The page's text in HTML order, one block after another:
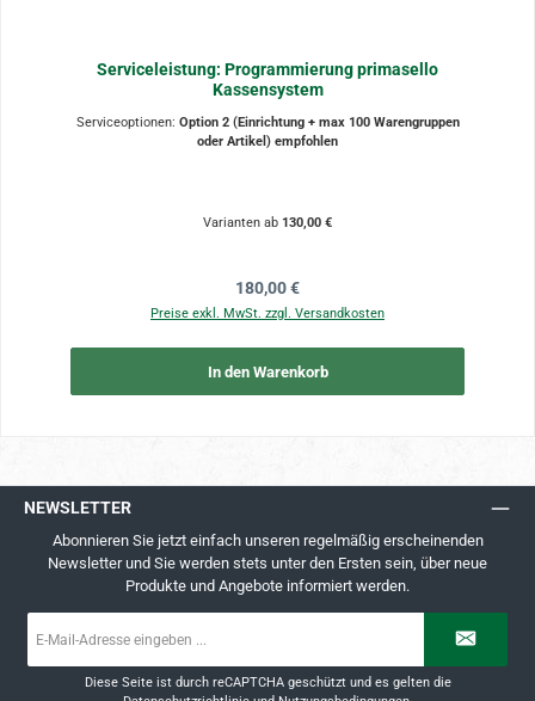
Serviceleistung: Programmierung primasello
Kassensystem
Serviceoptionen: Option 2 (Einrichtung + max 100 Warengruppen
oder Artikel) empfohlen
Varianten ab 130,00 €
Regulärer Preis:
180,00 €
Preise exkl. MwSt. zzgl. Versandkosten
In den Warenkorb
NEWSLETTER
Abonnieren Sie jetzt einfach unseren regelmäßig erscheinenden
Newsletter und Sie werden stets unter den Ersten sein, über neue
Produkte und Angebote informiert werden.
Mail-
Diese Seite ist durch reCAPTCHA geschützt und es gelten die